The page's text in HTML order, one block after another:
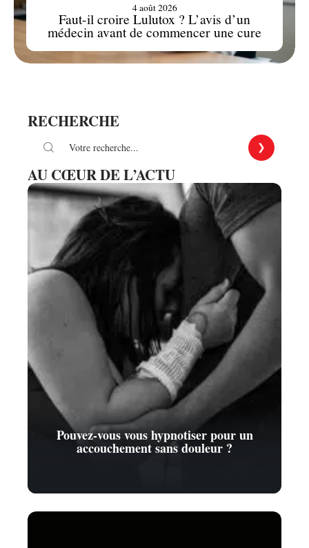
Faut-il croire Lulutox ? L’avis d’un
médecin avant de commencer une cure
4 août 2026
RECHERCHE
AU CŒUR DE L’ACTU
Pouvez-vous vous hypnotiser pour un
accouchement sans douleur ?